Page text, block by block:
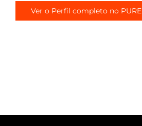
Ver o Perfil completo no PURE